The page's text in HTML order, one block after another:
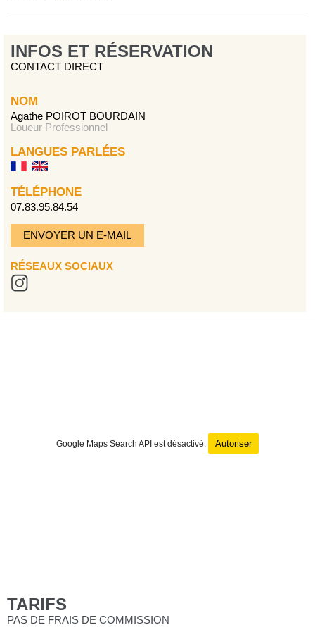
INFOS ET RÉSERVATION
CONTACT DIRECT
NOM
Agathe POIROT BOURDAIN
Loueur Professionnel
LANGUES PARLÉES
TÉLÉPHONE
07.83.95.84.54
ENVOYER UN E-MAIL
RÉSEAUX SOCIAUX
Google Maps Search API est désactivé. Autoriser
TARIFS
PAS DE FRAIS DE COMMISSION